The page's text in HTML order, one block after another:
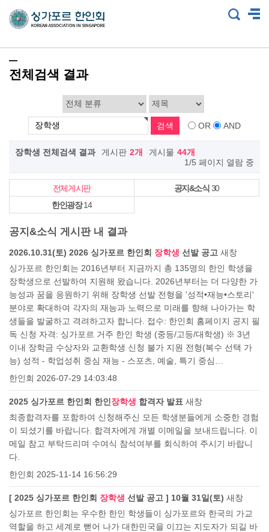
전체검색 결과
OR AND
장학생 전체검색 결과 게시판 2개 게시물 44개
1/5 페이지 열람 중
전체게시판 공지&소식 30
한인광장 14
공지&소식 게시판 내 결과
2026.10.31(토) 2026 싱가포르 한인회 장학생 선발 공고 새창
싱가포르 한인회는 2016년부터 지금까지 총 135명의 한인 학생을
장학생으로 선발하여 지원해 왔습니다. 2026년부터는 더 다양한 가
능성과 꿈을 응원하기 위해 장학생 선발 전형을 '성적•재능•스토리'
분야로 확대하여 각자의 재능과 노력으로 미래를 향해 나아가는 학
생들을 발굴하고 격려하고자 합니다. 접수: 한인회 홈페이지 공지 필
독 신청 자격: 싱가포르 거주 한인 학생 (중등/고등/대학생) ※ 3년
이내 장학금 수상자와 교환학생 신청 불가 지원 전형(복수 선택 가
능) 성적 - 학업성취 중심 재능 - 스포츠, 예술, 특기 중심…
한인회 2026-07-29 14:03:48
2025 싱가포르 한인회 한인 장학생 합격자 발표 새창
최종합격자를 포함하여 신청해주신 모든 학생분들에게 소중한 경험
이 되셨기를 바랍니다. 합격자에게 개별 이메일을 보내드립니다. 이
메일 참고 부탁드리며 수여식 참석여부를 회식하여 주시기 바랍니
다.
한인회 2025-11-14 16:56:29
[ 2025 싱가포르 한인회 장학생 선발 공고 ] 10월 31일(토) 새창
싱가포르 한인회는 우수한 한인 학생들이 싱가포르와 한국의 가교
역할을 하고 세계로 뻗어 나가 대한민국을 이끄는 지도자가 되길 바